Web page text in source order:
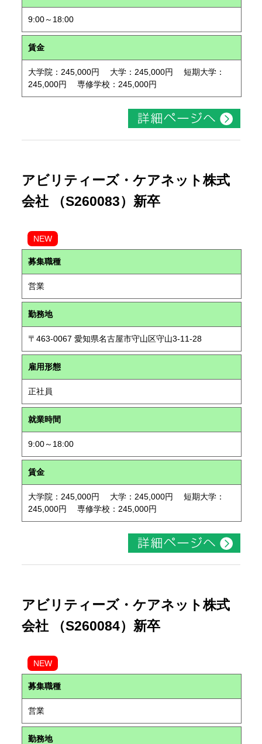
9:00～18:00
賃金
大学院：245,000円 大学：245,000円 短期大学：
245,000円 専修学校：245,000円
アビリティーズ・ケアネット株式
会社 （S260083）新卒
NEW
募集職種
営業
勤務地
〒463-0067 愛知県名古屋市守山区守山3-11-28
雇用形態
正社員
就業時間
9:00～18:00
賃金
大学院：245,000円 大学：245,000円 短期大学：
245,000円 専修学校：245,000円
アビリティーズ・ケアネット株式
会社 （S260084）新卒
NEW
募集職種
営業
勤務地